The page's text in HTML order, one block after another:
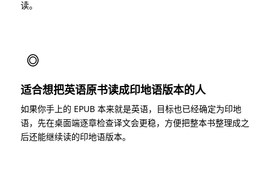
读。
◎
适合想把英语原书读成印地语版本的人
如果你手上的 EPUB 本来就是英语，目标也已经确定为印地
语，先在桌面端逐章检查译文会更稳，方便把整本书整理成之
后还能继续读的印地语版本。